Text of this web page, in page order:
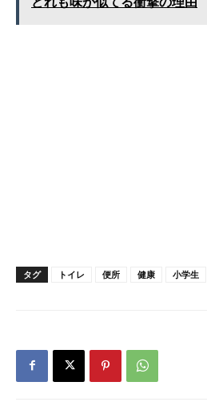
タグ トイレ 便所 健康 小学生